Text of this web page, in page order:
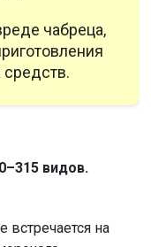
чабреца,
видов.
встречается на